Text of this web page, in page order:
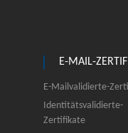
E-MAIL-
E-Mailvalidierte-
Identitätsvalidierte-
Zertifikate